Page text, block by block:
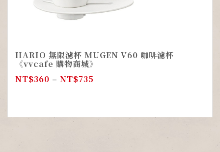
HARIO 無限濾杯 MUGEN V60 咖啡濾杯
《vvcafe 購物商城》
NT$360 – NT$735